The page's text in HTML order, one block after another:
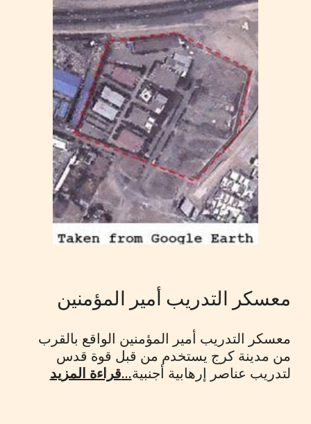
معسكر التدريب أمير المؤمنين
من مدينة كرج يستخدم من قبل قوة قدس
لتدريب عناصر إرهابية أجنبية...قراءة المزيد